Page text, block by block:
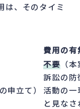
は、そのタイミ
費用の有
申立て）
不要 （
訴訟の防
活動の一
と見なさ